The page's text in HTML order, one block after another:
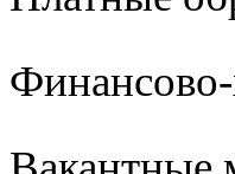
Финансово-